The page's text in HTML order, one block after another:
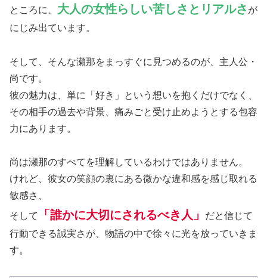
ところに、 大人の女性らしい苦しさとリアルさ が
にじみ出ています。
そして、そんな瀬那をまっすぐに見つめるのが、主人公・
尚です。
彼の魅力は、単に「好き」という想いを抱くだけでなく、
その相手の過去や背景、痛みごと受け止めようとする包容
力にあります。
尚は瀬那のすべてを理解しているわけではありません。
けれど、彼女の笑顔の裏にある微かな違和感を感じ取れる
敏感さ、
そして
「誰かに大切にされるべき人」
だと信じて
行動できる誠実さが、物語の中で徐々に光を放っていきま
す。